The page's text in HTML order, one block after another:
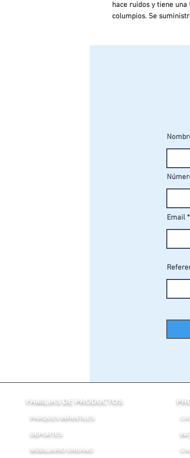
hace ruidos y tiene
columpios. Se
Email
FAMILIAS DE PRODUCTOS
PARQUES INFANTILES
DEPORTES
MOBILIARIO URBANO